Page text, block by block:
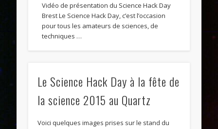
Vidéo de présentation du Science Hack Day
Brest Le Science Hack Day, c’est l’occasion
pour tous les amateurs de sciences, de
techniques …
Le Science Hack Day à la fête de
la science 2015 au Quartz
Voici quelques images prises sur le stand du